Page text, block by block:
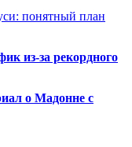
понятный план
из-за рекордного
о Мадонне с